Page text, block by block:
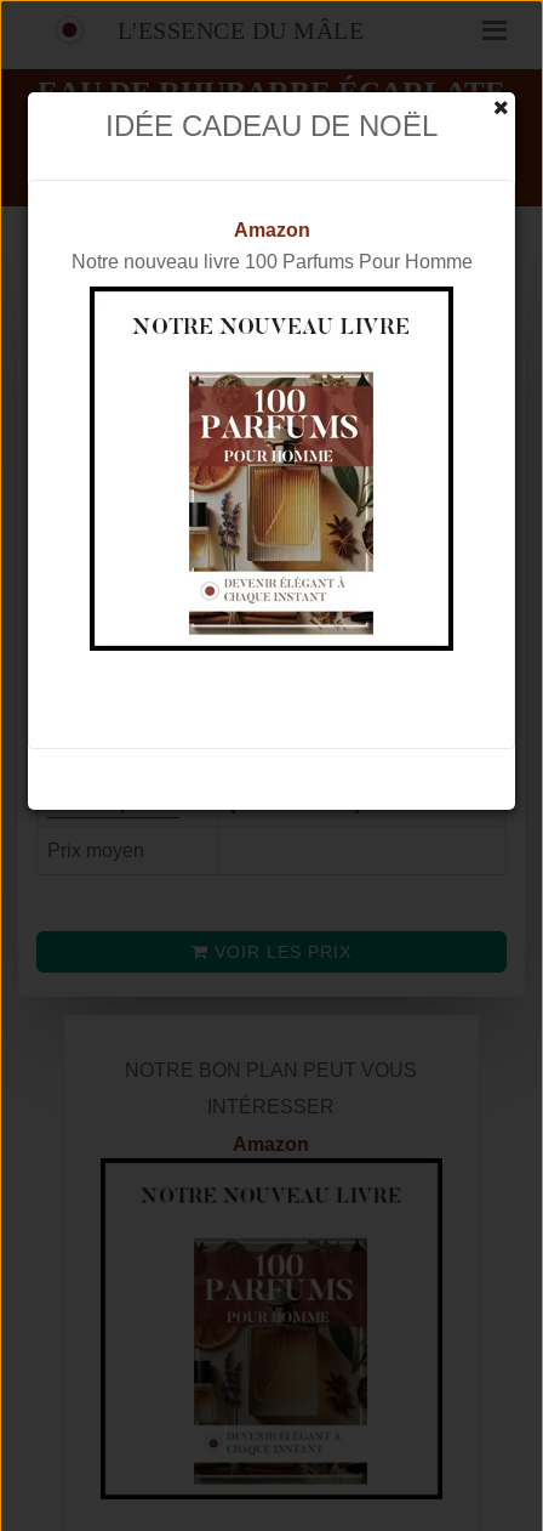
L'ESSENCE DU MÂLE
EAU DE RHUBARBE ÉCARLATE
AVIS
HERMÈS
Eau De Cologne
Famille olfactive Aromatique Fruité
Prix moyen
VOIR LES PRIX
NOTRE BON PLAN PEUT VOUS
INTÉRESSER
Amazon
IDÉE CADEAU DE NOËL
Amazon
Notre nouveau livre 100 Parfums Pour Homme